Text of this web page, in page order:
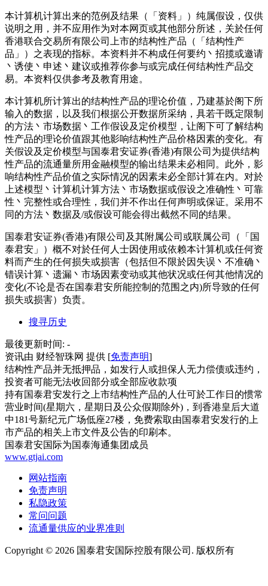
本计算机计算出来的范例及结果（「资料」）纯属假设，仅供
说明之用，并不应用作为对本网页或其他部分所述，关於任何
香港联合交易所有限公司上市的结构性产品（「结构性产
品」）之表现的指标。本资料并不构成任何要约丶招揽或邀请
丶诱使丶申述丶建议或推荐你参与或完成任何结构性产品交
易。本资料仅供参考及教育用途。
本计算机所计算出的结构性产品的理论价值，乃建基於阁下所
输入的数据，以及我们根据公开数据所采纳，具若干既定限制
的方法丶市场数据丶工作假设及定价模型，让阁下可了解结构
性产品的理论价值跟其他影响结构性产品价格因素的变化。有
关假设及定价模型与国泰君安证券(香港)有限公司为提供结构
性产品的流通量所用金融模型的输出结果未必相同。此外，影
响结构性产品价值之实际情况的因素未必全部计算在内。对於
上述模型丶计算机计算方法丶市场数据或假设之准确性丶可靠
性丶完整性或合理性，我们并不作出任何声明或保证。采用不
同的方法丶数据及/或假设可能会得出截然不同的结果。
国泰君安证券(香港)有限公司及其附属公司或联属公司（「国
泰君安」）概不对於任何人士因使用或依赖本计算机或任何资
料而产生的任何损失或损害（包括但不限於因失误丶不准确丶
错误计算丶遗漏丶市场因素变动或其他状况或任何其他情况的
变化(不论是否在国泰君安所能控制的范围之内)所导致的任何
损失或损害）负责。
搜寻历史
最後更新时间: -
资讯由 财经智珠网 提供 [免责声明]
结构性产品并无抵押品，如发行人或担保人无力偿债或违约，
投资者可能无法收回部分或全部应收款项
持有国泰君安发行之上市结构性产品的人仕可於工作日的惯常
营业时间(星期六，星期日及公众假期除外)，到香港皇后大道
中181号新纪元广场低座27楼，免费索取由国泰君安发行的上
市产品的相关上市文件及公告的印刷本。
国泰君安国际为国泰海通集团成员
www.gtjai.com
网站指南
免责声明
私隐政策
常问问题
流通量供应的业界准则
Copyright © 2026 国泰君安国际控股有限公司. 版权所有